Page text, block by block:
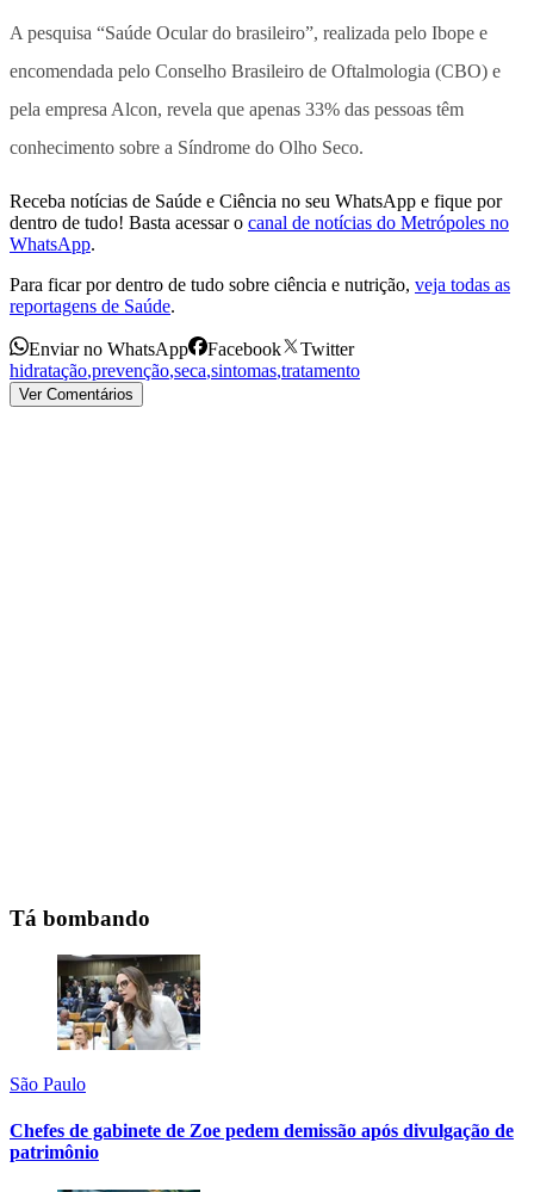
A pesquisa “Saúde Ocular do brasileiro”, realizada pelo Ibope e
encomendada pelo Conselho Brasileiro de Oftalmologia (CBO) e
pela empresa Alcon, revela que apenas 33% das pessoas têm
conhecimento sobre a Síndrome do Olho Seco.
Receba notícias de Saúde e Ciência no seu WhatsApp e fique por
dentro de tudo! Basta acessar o canal de notícias do Metrópoles no
WhatsApp.
Para ficar por dentro de tudo sobre ciência e nutrição, veja todas as
reportagens de Saúde.
Enviar no WhatsApp Facebook
Twitter
hidratação,prevenção,seca,sintomas,tratamento
Ver Comentários
Tá bombando
São Paulo
Chefes de gabinete de Zoe pedem demissão após divulgação de
patrimônio